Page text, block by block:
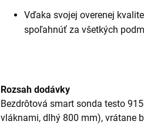
Vďaka svojej overenej
spoľahnúť za všetkých
Rozsah dodávky
Bezdrôtová smart sonda testo
vláknami, dlhý 800 mm), vrátane